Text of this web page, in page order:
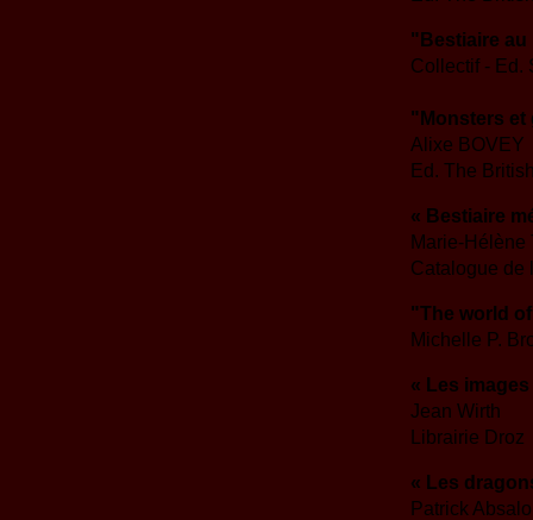
"Bestiaire au
Collectif - Ed.
"Monsters et
Alixe BOVEY
Ed. The
« Bestiaire
Marie-Hélène
Catalogue de
"The world
Michelle P.
« Les
Jean Wirth
Librairie Droz
« Les
Patrick